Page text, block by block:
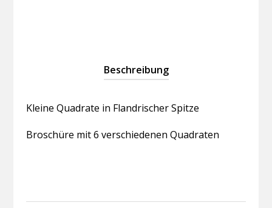
Beschreibung
Kleine Quadrate in Flandrischer Spitze
Broschüre mit 6 verschiedenen Quadraten